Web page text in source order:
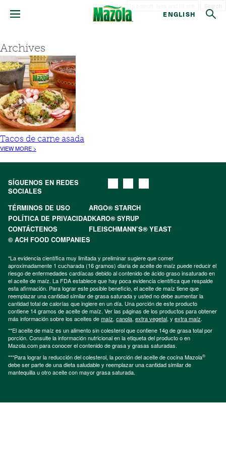
ENGLISH
Archives
Tacos de carne asada
VIEW MORE >
SÍGUENOS EN REDES
SOCIALES
TÉRMINOS DE USO
ARGO® STARCH
POLÍTICA DE PRIVACIDADKARO® SYRUP
CONTÁCTENOS
FLEISCHMANN’S® YEAST
© ACH FOOD COMPANIES
*La evidencia científica muy limitada y preliminar sugiere que comer
aproximadamente 1 cucharada (16 gramos) diaria de aceite de maíz puede reducir el
riesgo de enfermedades cardíacas debido al contenido de ácido graso insaturado en
el aceite de maíz. La FDA establece que hay poca evidencia científica que respalde
esta afirmación. Para lograr este posible beneficio, el aceite de maíz tiene que
reemplazar una cantidad similar de grasa saturada y usted no debe aumentar la
cantidad total de calorías que ingiere en un día. Una porción de este producto
contiene 14 gramos de aceite de maíz. Ver las páginas de los productos para obtener
más información sobre los aceites demaíz, canola, extra vegetal, y extra maíz.
**El aceite de maíz es un alimento sin colesterol que contiene 14g de grasa total por
porción. Consulte la información nutricional en la etiqueta del producto o en
Mazola.com para conocer el contenido de grasa y grasas saturadas.
***Para lograr la reducción del colesterol, la porción del aceite de cocina Mazola®
debe ser parte de una dieta saludable y reemplazar una cantidad similar de
mantequilla u otro aceite con mayor grasa saturada.